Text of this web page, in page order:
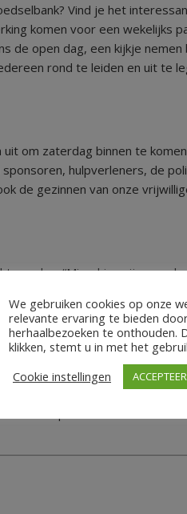
Vind je het
komen voor een wekelijks
de open dag, een kijkje nemen
rond te leiden en uit te
om zaterdag binnen te
hulpverleners, de
de gezinnen van onze
“Misschien zijn er ook
vrijblijvend te komen kijken.
staan in klaar om iedere
van Voedselbank
over de presentatie van Henk
We gebruiken cookies op onze
relevante ervaring te bieden
herhaalbezoeken te onthouden.
klikken, stemt u in met het
Cookie instellingen